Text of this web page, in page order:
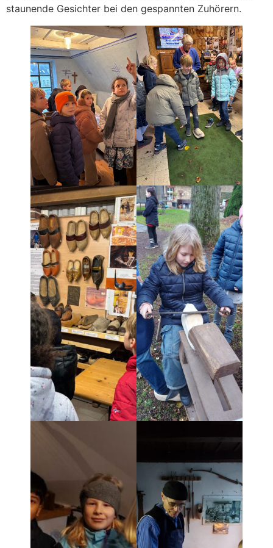
staunende Gesichter bei den gespannten Zuhörern.